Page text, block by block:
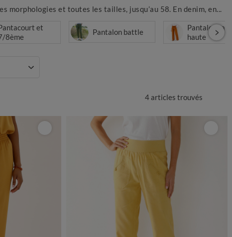
morphologies et toutes les tailles, jusqu’au 58. En denim, en...
et
8ème
Pantalon battle
Pantalon
haute
4 articles trouvés